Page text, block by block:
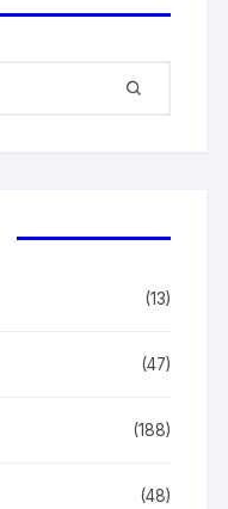
(13)
(47)
(188)
(48)